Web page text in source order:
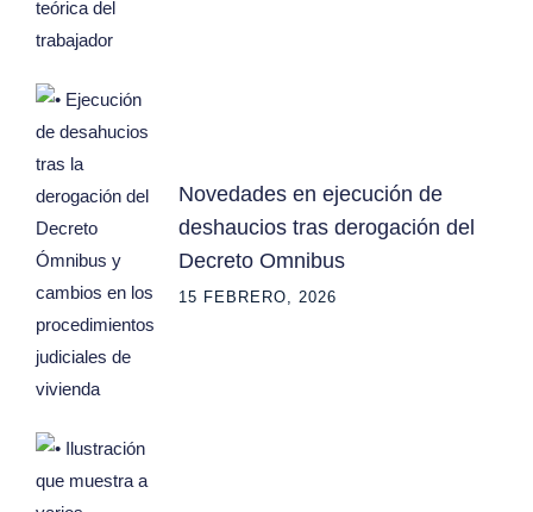
Novedades en ejecución de
deshaucios tras derogación del
Decreto Omnibus
15 FEBRERO, 2026